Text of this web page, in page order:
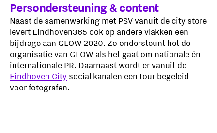
Persondersteuning & content
Naast de samenwerking met PSV vanuit de city store
levert Eindhoven365 ook op andere vlakken een
bijdrage aan GLOW 2020. Zo ondersteunt het de
organisatie van GLOW als het gaat om nationale én
internationale PR. Daarnaast wordt er vanuit de
Eindhoven City social kanalen een tour begeleid
voor fotografen.